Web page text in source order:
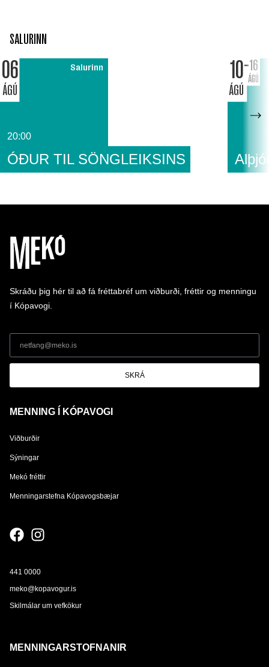
SALURINN
06
ÁGÚ
Salurinn
20:00
ÓÐUR TIL SÖNGLEIKSINS
10
ÁGÚ
16
ÁGÚ
Skráðu þig hér til að fá fréttabréf um viðburði, fréttir og menningu
í Kópavogi.
SKRÁ
MENNING Í KÓPAVOGI
Viðburðir
Sýningar
Mekó fréttir
Menningarstefna Kópavogsbæjar
441 0000
meko@kopavogur.is
Skilmálar um vefkökur
MENNINGARSTOFNANIR